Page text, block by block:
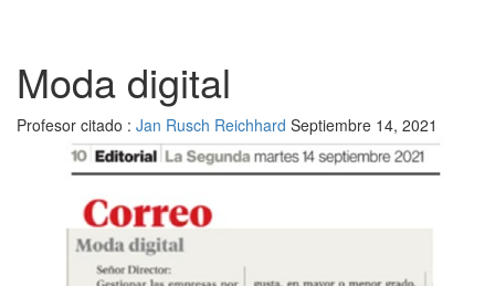
Moda digital
Profesor citado : Jan Rusch Reichhard Septiembre 14, 2021